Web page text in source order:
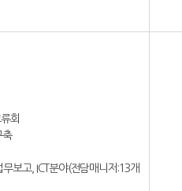
회
축
보고, ICT분야(전담매니저:13개